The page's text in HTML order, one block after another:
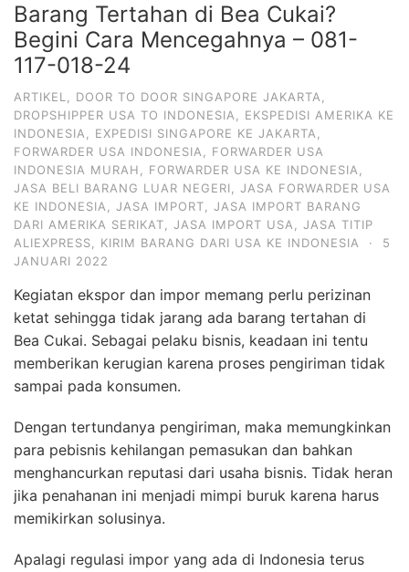
Barang Tertahan di Bea Cukai?
Begini Cara Mencegahnya – 081-
117-018-24
ARTIKEL DOOR TO DOOR SINGAPORE JAKARTA
DROPSHIPPER USA TO INDONESIA
EKSPEDISI AMERIKA KE
INDONESIA
EXPEDISI SINGAPORE KE JAKARTA
FORWARDER USA INDONESIA
FORWARDER USA
INDONESIA MURAH
FORWARDER USA KE INDONESIA
JASA BELI BARANG LUAR NEGERI
JASA FORWARDER USA
KE INDONESIA
JASA IMPORT
JASA IMPORT BARANG
DARI AMERIKA SERIKAT
JASA IMPORT USA
JASA TITIP
ALIEXPRESS
KIRIM BARANG DARI USA KE INDONESIA ·
5
JANUARI 2022
Kegiatan ekspor dan impor memang perlu perizinan
ketat sehingga tidak jarang ada barang tertahan di
Bea Cukai. Sebagai pelaku bisnis, keadaan ini tentu
memberikan kerugian karena proses pengiriman tidak
sampai pada konsumen.
Dengan tertundanya pengiriman, maka memungkinkan
para pebisnis kehilangan pemasukan dan bahkan
menghancurkan reputasi dari usaha bisnis. Tidak heran
jika penahanan ini menjadi mimpi buruk karena harus
memikirkan solusinya.
Apalagi regulasi impor yang ada di Indonesia terus